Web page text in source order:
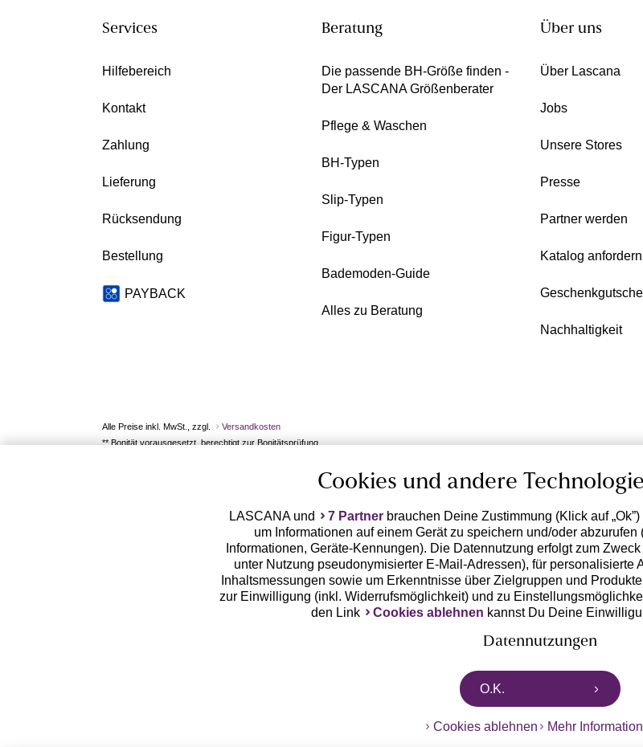
Services
Hilfebereich
Kontakt
Zahlung
Lieferung
Rücksendung
Bestellung
PAYBACK
Beratung
Die passende BH-Größe finden -
Der LASCANA Größenberater
Pflege & Waschen
BH-Typen
Slip-Typen
Figur-Typen
Bademoden-Guide
Alles zu Beratung
Über uns
Über Lascana
Jobs
Unsere Stores
Presse
Partner werden
Katalog anfordern
Nachhaltigkeit
Alle Preise inkl. MwSt., zzgl.
Versandkosten
** Bonität vorausgesetzt, berechtigt zur Bonitätsprüfung
Cookies und andere
LASCANA und 7 Partnerbrauchen Deine Zustimmung (Klick auf
um Informationen auf einem Gerät zu speichern und/oder
Informationen, Geräte-Kennungen). Die Datennutzung erfolgt zum
unter Nutzung pseudonymisierter E-Mail-Adressen), für personalisierte
Inhaltsmessungen sowie um Erkenntnisse über Zielgruppen und
zur Einwilligung (inkl. Widerrufsmöglichkeit) und zu
den Link
Cookies ablehnen kannst Du Deine
Datennutzungen
LASCANA arbeitet mit Partnern zusammen, die von deinem Endgerät
von uns übermittelten pseudonymisierten Daten zur Aussteuerung
Erhebung der Trackingdaten bzw. die Übermittlung deiner
O.K.
Cookies ablehnen Mehr